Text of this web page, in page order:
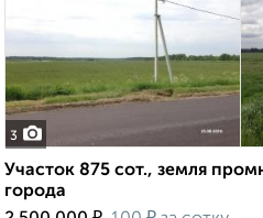
3
Участок 875 сот., земля
города